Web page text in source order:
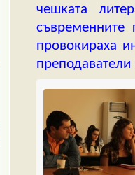
чешката
съвременните
провокираха
преподаватели